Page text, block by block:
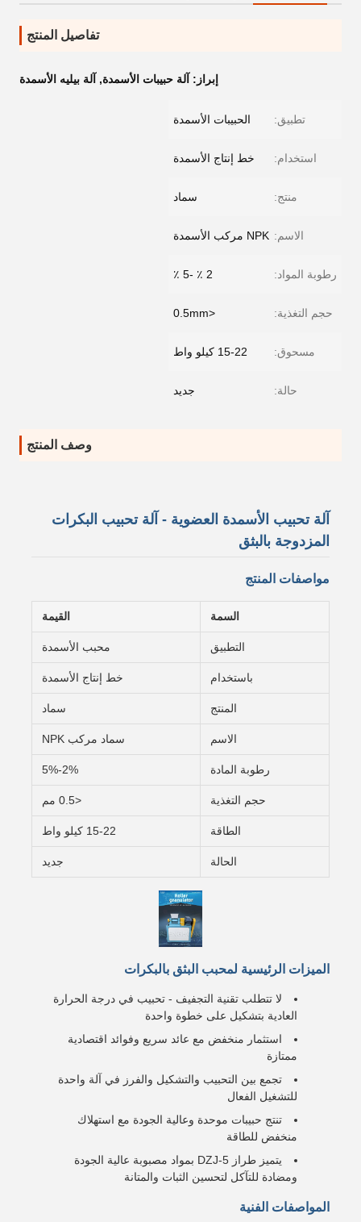
تفاصيل المنتج
إبراز: آلة حبيبات الأسمدة, آلة بيليه الأسمدة
تطبيق: الحبيبات الأسمدة
استخدام: خط إنتاج الأسمدة
منتج: سماد
الاسم: NPK مركب الأسمدة
رطوبة المواد: 2 ٪ -5 ٪
حجم التغذية: <0.5mm
مسحوق: 15-22 كيلو واط
حالة: جديد
وصف المنتج
آلة تحبيب الأسمدة العضوية - آلة تحبيب البكرات
المزدوجة بالبثق
مواصفات المنتج
السمة القيمة
التطبيق محبب الأسمدة
باستخدام خط إنتاج الأسمدة
المنتج سماد
الاسم سماد مركب NPK
رطوبة المادة 2%-5%
حجم التغذية <0.5 مم
الطاقة 15-22 كيلو واط
الحالة جديد
الميزات الرئيسية لمحبب البثق بالبكرات
لا تتطلب تقنية التجفيف - تحبيب في درجة الحرارة
العادية بتشكيل على خطوة واحدة
استثمار منخفض مع عائد سريع وفوائد اقتصادية
ممتازة
تجمع بين التحبيب والتشكيل والفرز في آلة واحدة
للتشغيل الفعال
تنتج حبيبات موحدة وعالية الجودة مع استهلاك
منخفض للطاقة
يتميز طراز DZJ-5 بمواد مصبوبة عالية الجودة
ومضادة للتآكل لتحسين الثبات والمتانة
المواصفات الفنية